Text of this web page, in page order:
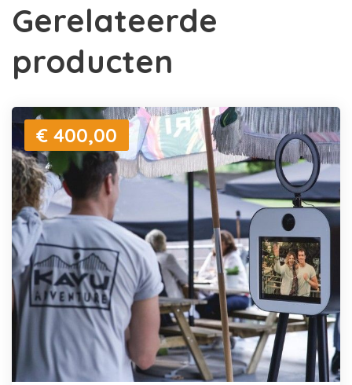
Gerelateerde
producten
€ 400,00